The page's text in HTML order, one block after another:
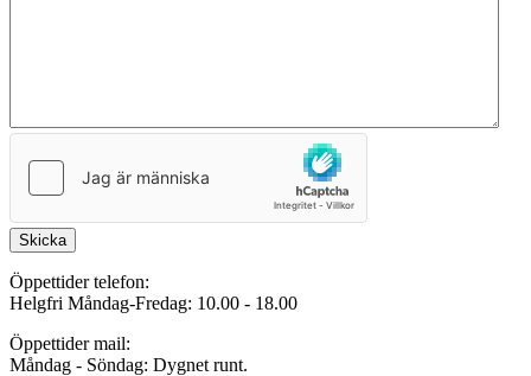
Skicka
Öppettider telefon:
Helgfri Måndag-Fredag: 10.00 - 18.00
Öppettider mail:
Måndag - Söndag: Dygnet runt.